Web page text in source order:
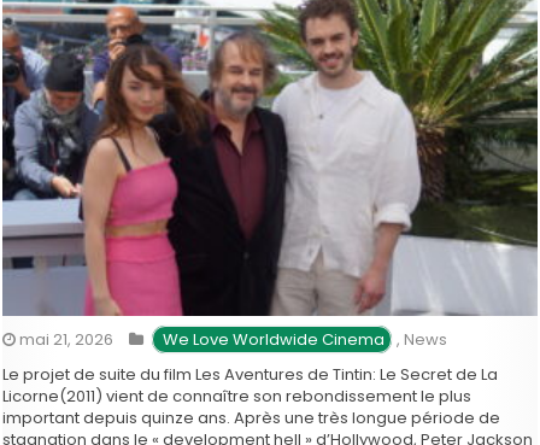
mai 21, 2026 We Love Worldwide Cinema , News
Le projet de suite du film Les Aventures de Tintin: Le Secret de La
Licorne(2011) vient de connaître son rebondissement le plus
important depuis quinze ans. Après une très longue période de
stagnation dans le « development hell » d’Hollywood, Peter Jackson